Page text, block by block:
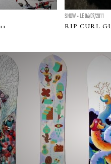
SNOW - LE 04/07/2011
RIP CURL